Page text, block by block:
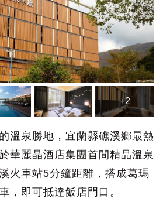
+2
溫泉勝地，宜蘭縣礁溪鄉最熱
華麗晶酒店集團首間精品溫泉
火車站5分鐘距離，搭成葛瑪
，即可抵達飯店門口。